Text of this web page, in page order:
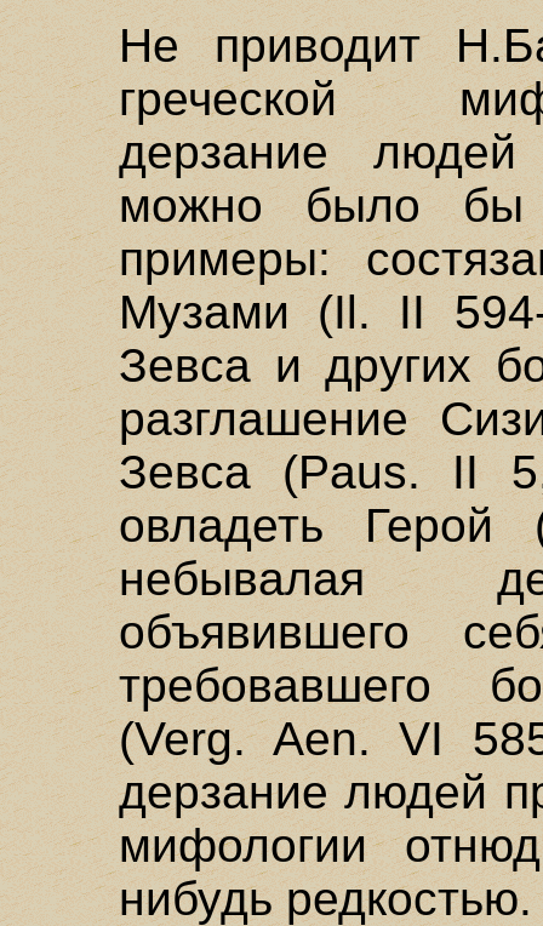
Не приводит
греческой
дерзание
можно было бы
примеры:
Музами (Il. II
Зевса и других
разглашение
Зевса (Paus. II
овладеть
небывалая
объявившего
требовавшего
(Verg. Aen. VI
дерзание людей
мифологии
нибудь редкостью.